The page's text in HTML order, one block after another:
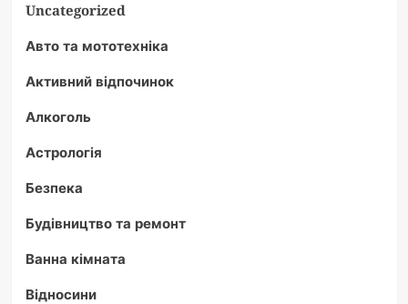
Uncategorized
Авто та мототехніка
Активний відпочинок
Алкоголь
Астрологія
Безпека
Будівництво та ремонт
Ванна кімната
Відносини